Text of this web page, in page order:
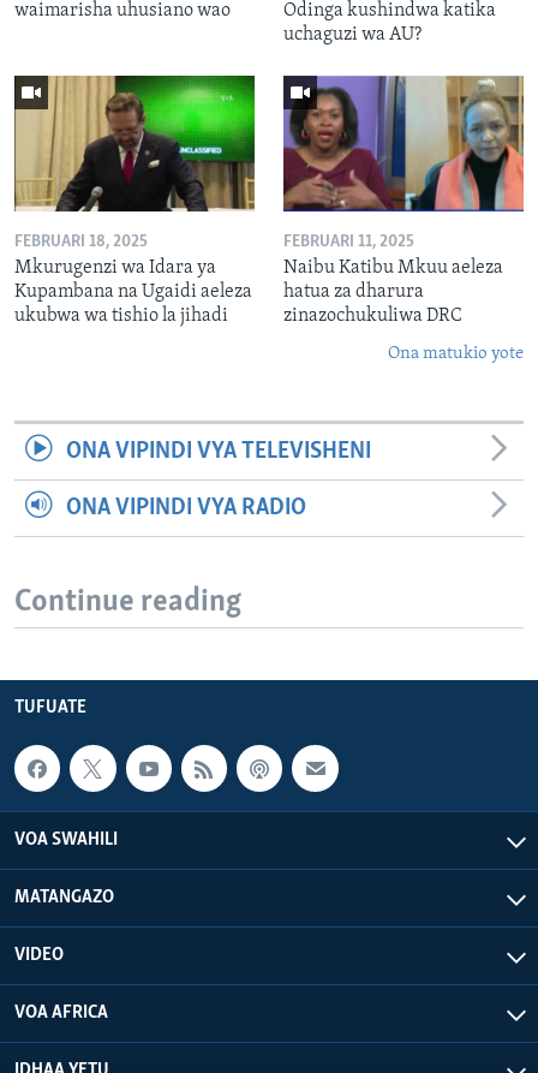
waimarisha uhusiano wao
Odinga kushindwa katika
uchaguzi wa AU?
FEBRUARI 18, 2025
Mkurugenzi wa Idara ya
Kupambana na Ugaidi aeleza
ukubwa wa tishio la jihadi
FEBRUARI 11, 2025
Naibu Katibu Mkuu aeleza
hatua za dharura
zinazochukuliwa DRC
Ona matukio yote
ONA VIPINDI VYA TELEVISHENI
ONA VIPINDI VYA RADIO
Continue reading
TUFUATE
VOA SWAHILI
MATANGAZO
VIDEO
VOA AFRICA